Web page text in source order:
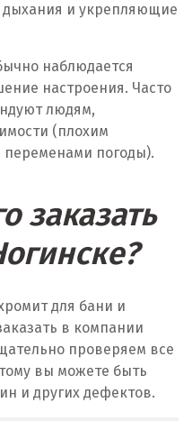
и укрепляющие
наблюдается
настроения. Часто
людям,
(плохим
погоды).
заказать
для бани и
в компании
проверяем все
вы можете быть
и других дефектов.